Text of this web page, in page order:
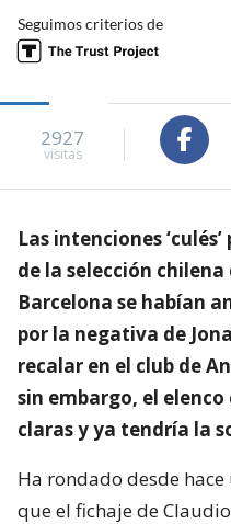
Seguimos criterios de
2927
visitas
Las intenciones
de la selección
Barcelona se habían
por la negativa de
recalar en el club de
sin embargo, el
claras y ya tendría la
Ha rondado desde
que el fichaje de